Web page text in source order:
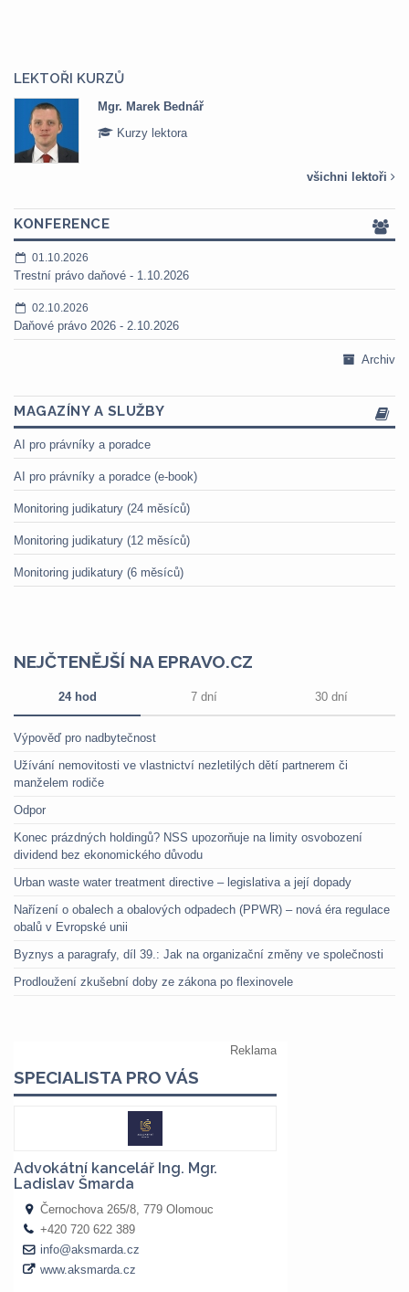
LEKTOŘI KURZŮ
Mgr. Marek Bednář
Kurzy lektora
všichni lektoři
KONFERENCE
01.10.2026
Trestní právo daňové - 1.10.2026
02.10.2026
Daňové právo 2026 - 2.10.2026
Archiv
MAGAZÍNY A SLUŽBY
AI pro právníky a poradce
AI pro právníky a poradce (e-book)
Monitoring judikatury (24 měsíců)
Monitoring judikatury (12 měsíců)
Monitoring judikatury (6 měsíců)
NEJČTENĚJŠÍ NA EPRAVO.CZ
24 hod 7 dní 30 dní
Výpověď pro nadbytečnost
Užívání nemovitosti ve vlastnictví nezletilých dětí partnerem či
manželem rodiče
Odpor
Konec prázdných holdingů? NSS upozorňuje na limity osvobození
dividend bez ekonomického důvodu
Urban waste water treatment directive – legislativa a její dopady
Nařízení o obalech a obalových odpadech (PPWR) – nová éra regulace
obalů v Evropské unii
Byznys a paragrafy, díl 39.: Jak na organizační změny ve společnosti
Prodloužení zkušební doby ze zákona po flexinovele